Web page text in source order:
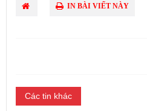
IN BÀI VIẾT NÀY
Các tin khác